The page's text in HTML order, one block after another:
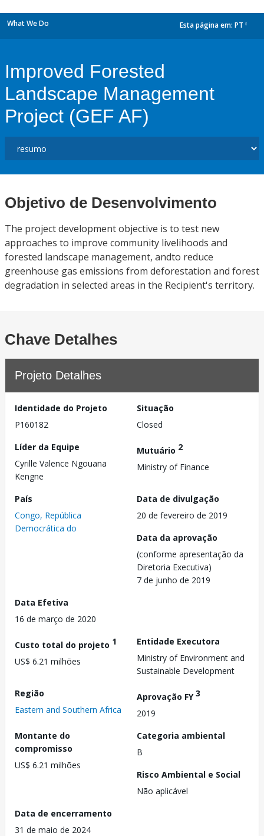
What We Do Esta página em: PT
Improved Forested
Landscape Management
Project (GEF AF)
Objetivo de Desenvolvimento
The project development objective is to test new
approaches to improve community livelihoods and
forested landscape management, andto reduce
greenhouse gas emissions from deforestation and forest
degradation in selected areas in the Recipient's territory.
Chave Detalhes
Projeto Detalhes
Identidade do Projeto
P160182
Situação
Closed
Líder da Equipe
Cyrille Valence Ngouana
Kengne
Mutuário 2
Ministry of Finance
País
Congo, República
Democrática do
Data de divulgação
20 de fevereiro de 2019
Data da aprovação
(conforme apresentação da
Diretoria Executiva)
7 de junho de 2019
Data Efetiva
16 de março de 2020
Custo total do projeto 1
US$ 6.21 milhões
Entidade Executora
Ministry of Environment and
Sustainable Development
Região
Eastern and Southern Africa
Aprovação FY3
2019
Montante do
compromisso
US$ 6.21 milhões
Categoria ambiental
B
Risco Ambiental e Social
Não aplicável
Data de encerramento
31 de maio de 2024